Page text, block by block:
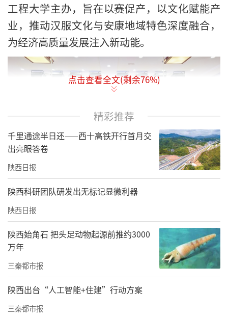
工程大学主办，旨在以赛促产，以文化赋能产
业，推动汉服文化与安康地域特色深度融合，
为经济高质量发展注入新动能。
大赛以“霓裳万象·锦绣安康”为主题，面向
国内外高校师生、设计师、企业及汉服爱好者
征集作品，创新设立“汉服设计赛道”与“汉
服设计AI技术融合赛道”双赛道。作品征集期
间，共收到来自6个国家、185所高校及14家企
业的投稿，有效作品为2725份。经初评，100组
作品成功入围决赛。根据赛程安排，决赛终
评、学术交流暨纺织服装产业合作恳谈会以及
点击查看全文(剩余76%)
精彩推荐
千里通途半日还——西十高铁开行首月交
出亮眼答卷
陕西日报
陕西科研团队研发出无标记显微利器
陕西日报
陕西始角石 把头足动物起源前推约3000
万年
三秦都市报
陕西出台“人工智能+住建”行动方案
三秦都市报